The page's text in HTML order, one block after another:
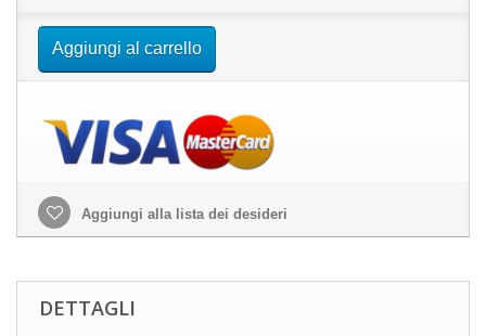
Aggiungi al carrello
Aggiungi alla lista dei desideri
DETTAGLI